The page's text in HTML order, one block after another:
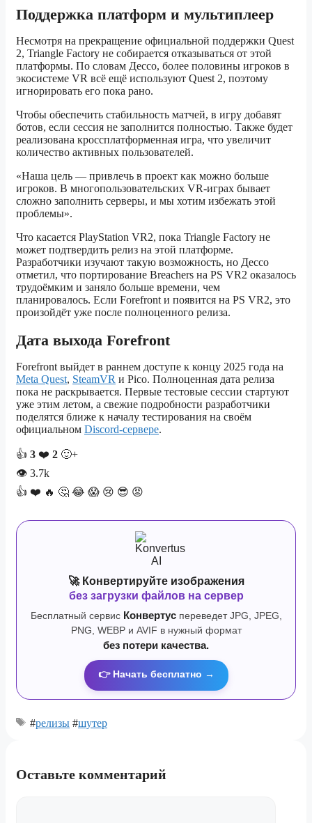
Поддержка платформ и мультиплеер
Несмотря на прекращение официальной поддержки Quest
2, Triangle Factory не собирается отказываться от этой
платформы. По словам Дессо, более половины игроков в
экосистеме VR всё ещё используют Quest 2, поэтому
игнорировать его пока рано.
Чтобы обеспечить стабильность матчей, в игру добавят
ботов, если сессия не заполнится полностью. Также будет
реализована кроссплатформенная игра, что увеличит
количество активных пользователей.
«Наша цель — привлечь в проект как можно больше
игроков. В многопользовательских VR-играх бывает
сложно заполнить серверы, и мы хотим избежать этой
проблемы».
Что касается PlayStation VR2, пока Triangle Factory не
может подтвердить релиз на этой платформе.
Разработчики изучают такую возможность, но Дессо
отметил, что портирование Breachers на PS VR2 оказалось
трудоёмким и заняло больше времени, чем
планировалось. Если Forefront и появится на PS VR2, это
произойдёт уже после полноценного релиза.
Дата выхода Forefront
Forefront выйдет в раннем доступе к концу 2025 года на
Meta Quest, SteamVR и Pico. Полноценная дата релиза
пока не раскрывается. Первые тестовые сессии стартуют
уже этим летом, а свежие подробности разработчики
поделятся ближе к началу тестирования на своём
официальном Discord-сервере.
👍 3 ❤️ 2 🙂+
👁 3.7k
👍 ❤️ 🔥 🤔 😂 😱 😢 😎 😡
🚀 Конвертируйте изображения
без загрузки файлов на сервер
Бесплатный сервис Конвертуспереведет JPG, JPEG,
PNG, WEBP и AVIF в нужный формат
без потери качества.
👉 Начать бесплатно →
#релизы #шутер
Оставьте комментарий